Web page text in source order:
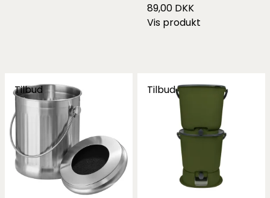
89,00 DKK
Vis produkt
Tilbud Tilbud